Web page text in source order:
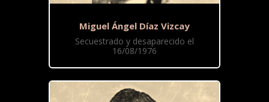
Miguel Ángel Díaz Vizcay
Secuestrado y desaparecido el
16/08/1976